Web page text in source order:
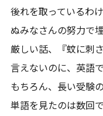
後れを取っているわ
ぬみなさんの努力で
厳しい話、『蚊に刺
言えないのに、英語
もちろん、長い受験
単語を見たのは数回